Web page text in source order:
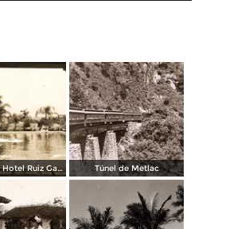
Alberca del Hotel Ruiz Galindo Túnel de Metlac